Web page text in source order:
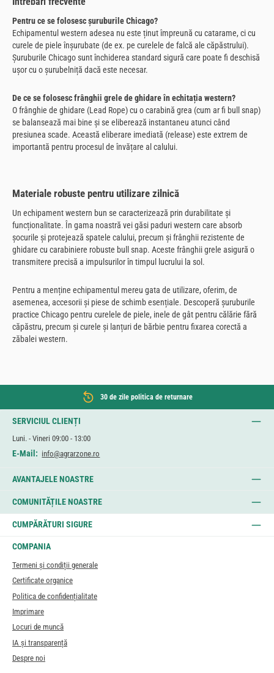
Pentru ce se folosesc șuruburile Chicago?
Echipamentul western adesea nu este ținut împreună cu catarame, ci cu
curele de piele înșurubate (de ex. pe curelele de falcă ale căpăstrului).
Șuruburile Chicago sunt închiderea standard sigură care poate fi deschisă
ușor cu o șurubelniță dacă este necesar.
De ce se folosesc frânghii grele de ghidare în echitația western?
O frânghie de ghidare (Lead Rope) cu o carabină grea (cum ar fi bull snap)
se balansează mai bine și se eliberează instantaneu atunci când
presiunea scade. Această eliberare imediată (release) este extrem de
importantă pentru procesul de învățare al calului.
Materiale robuste pentru utilizare zilnică
Un echipament western bun se caracterizează prin durabilitate și
funcționalitate. În gama noastră vei găsi paduri western care absorb
șocurile și protejează spatele calului, precum și frânghii rezistente de
ghidare cu carabiniere robuste bull snap. Aceste frânghii grele asigură o
transmitere precisă a impulsurilor în timpul lucrului la sol.
Pentru a menține echipamentul mereu gata de utilizare, oferim, de
asemenea, accesorii și piese de schimb esențiale. Descoperă șuruburile
practice Chicago pentru curelele de piele, inele de gât pentru călărie fără
căpăstru, precum și curele și lanțuri de bărbie pentru fixarea corectă a
zăbalei western.
30 de zile politica de returnare
SERVICIUL CLIENȚI
Luni. - Vineri 09:00 - 13:00
E-Mail: info@agrarzone.ro
AVANTAJELE NOASTRE
COMUNITĂȚILE NOASTRE
CUMPĂRĂTURI SIGURE
COMPANIA
Termeni și condiții generale
Certificate organice
Politica de confidențialitate
Imprimare
Locuri de muncă
IA și transparență
Despre noi